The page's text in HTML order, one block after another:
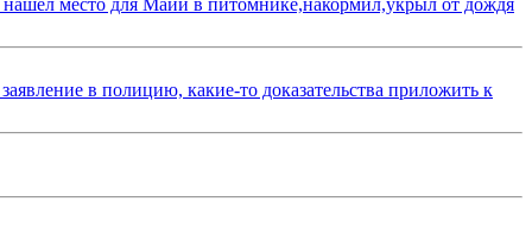
в полицию, какие-то доказательства приложить к